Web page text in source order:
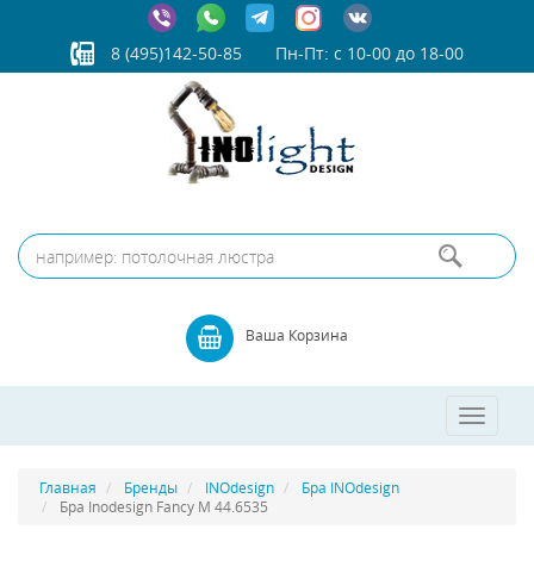
8 (495)142-50-85 Пн-Пт: с 10-00 до 18-00
Ваша Корзина
Toggle
Главная Бренды INOdesign
Бра INOdesign
Бра Inodesign Fancy M 44.6535